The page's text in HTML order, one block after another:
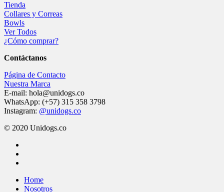
Tienda
Collares y Correas
Bowls
Ver Todos
¿Cómo comprar?
Contáctanos
Página de Contacto
Nuestra Marca
E-mail: hola@unidogs.co
WhatsApp: (+57) 315 358 3798
Instagram: @unidogs.co
© 2020 Unidogs.co
Close
Menu
Home
Nosotros